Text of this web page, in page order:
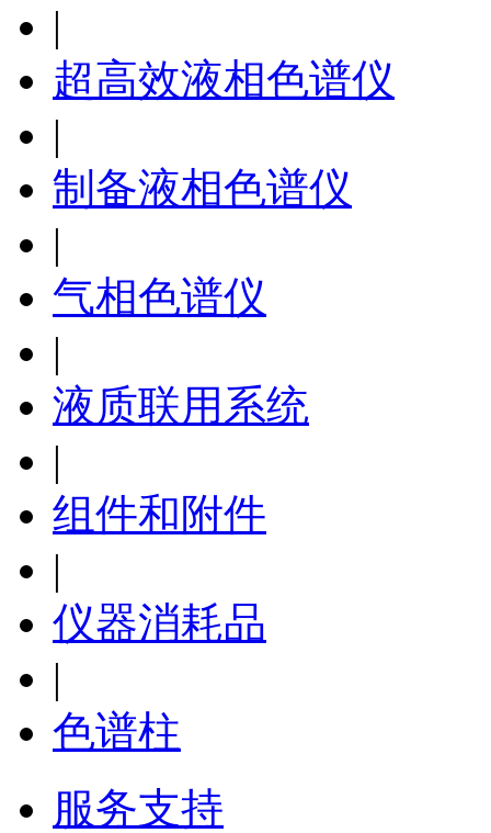
|
超高效液相色谱仪
|
制备液相色谱仪
|
气相色谱仪
|
液质联用系统
|
组件和附件
|
仪器消耗品
|
色谱柱
服务支持